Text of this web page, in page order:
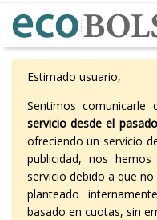
Estimado usuario,
Sentimos comunicarle
servicio desde el
ofreciendo un servicio
publicidad, nos
servicio debido a que
planteado
basado en cuotas, sin